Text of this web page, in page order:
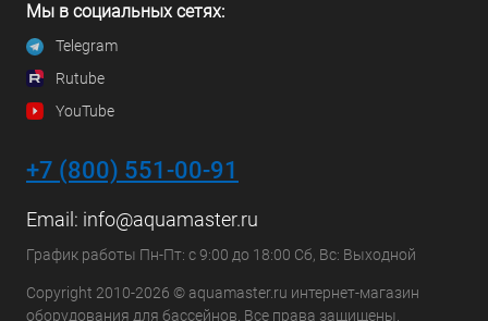
Мы в социальных сетях:
Telegram
Rutube
YouTube
+7 (800) 551-00-91
Email: info@aquamaster.ru
График работы Пн-Пт: с 9:00 до 18:00 Сб, Вс: Выходной
Copyright 2010-2026 © aquamaster.ru интернет-магазин
оборудования для бассейнов. Все права защищены.